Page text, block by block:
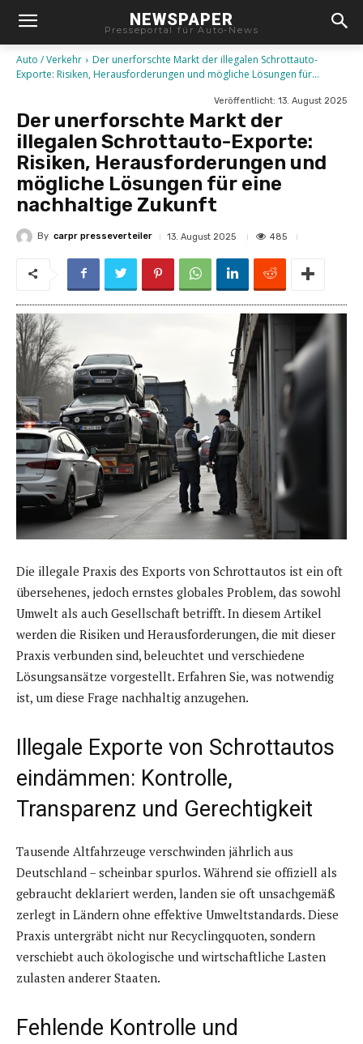
NEWSPAPER
Presseportal für Auto-News
Auto / Verkehr
Der unerforschte Markt der illegalen Schrottauto-
Exporte: Risiken, Herausforderungen und mögliche Lösungen für...
Veröffentlicht: 13. August 2025
Der unerforschte Markt der
illegalen Schrottauto-Exporte:
Risiken, Herausforderungen und
mögliche Lösungen für eine
nachhaltige Zukunft
By carpr presseverteiler 13. August 2025 485
Die illegale Praxis des Exports von Schrottautos ist ein oft
übersehenes, jedoch ernstes globales Problem, das sowohl
Umwelt als auch Gesellschaft betrifft. In diesem Artikel
werden die Risiken und Herausforderungen, die mit dieser
Praxis verbunden sind, beleuchtet und verschiedene
Lösungsansätze vorgestellt. Erfahren Sie, was notwendig
ist, um diese Frage nachhaltig anzugehen.
Illegale Exporte von Schrottautos
eindämmen: Kontrolle,
Transparenz und Gerechtigkeit
Tausende Altfahrzeuge verschwinden jährlich aus
Deutschland – scheinbar spurlos. Während sie offiziell als
gebraucht deklariert werden, landen sie oft unsachgemäß
zerlegt in Ländern ohne effektive Umweltstandards. Diese
Praxis untergräbt nicht nur Recyclingquoten, sondern
verschiebt auch ökologische und wirtschaftliche Lasten
zulasten anderer Staaten.
Fehlende Kontrolle und